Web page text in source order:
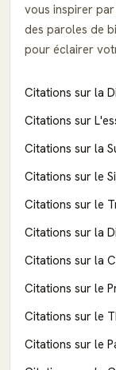
vous inspirer
des paroles de
pour éclairer
Citations sur la
Citations sur
Citations sur la
Citations sur le
Citations sur le
Citations sur la
Citations sur la
Citations sur le
Citations sur le
Citations sur le